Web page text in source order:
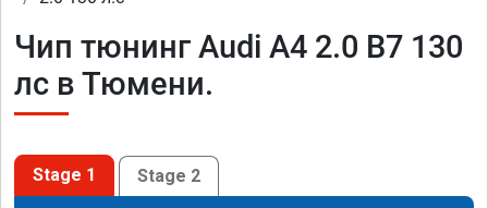
Чип тюнинг Audi A4 2.0 B7 130
лс в Тюмени.
Stage 1 Stage 2